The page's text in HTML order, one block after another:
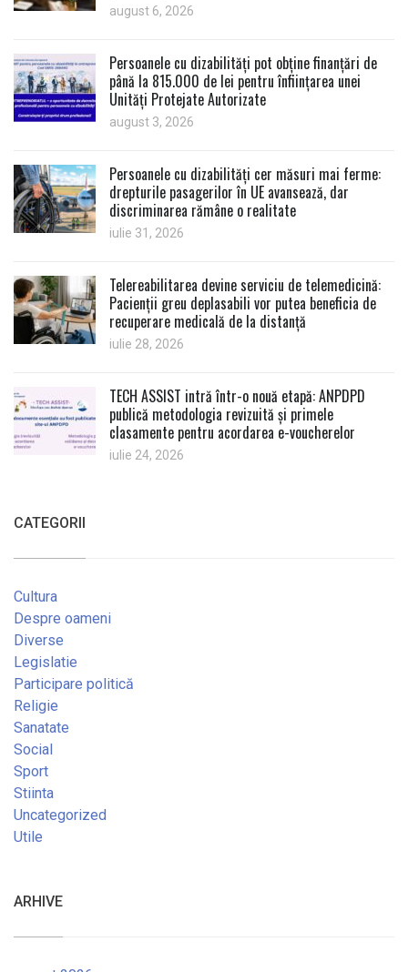
august 6, 2026
Persoanele cu dizabilități pot obține finanțări de
până la 815.000 de lei pentru înființarea unei
Unități Protejate Autorizate
august 3, 2026
Persoanele cu dizabilități cer măsuri mai ferme:
drepturile pasagerilor în UE avansează, dar
discriminarea rămâne o realitate
iulie 31, 2026
Telereabilitarea devine serviciu de telemedicină:
Pacienții greu deplasabili vor putea beneficia de
recuperare medicală de la distanță
iulie 28, 2026
TECH ASSIST intră într-o nouă etapă: ANPDPD
publică metodologia revizuită și primele
clasamente pentru acordarea e-voucherelor
iulie 24, 2026
CATEGORII
Cultura
Despre oameni
Diverse
Legislatie
Participare politică
Religie
Sanatate
Social
Sport
Stiinta
Uncategorized
Utile
ARHIVE